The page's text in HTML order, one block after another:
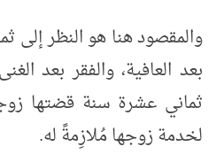
والمقصود هنا هو النظر إلى
بعد العافية، والفقر بعد
ثماني عشرة سنة قضتها
لخدمة زوجها مُلازِمةً له.